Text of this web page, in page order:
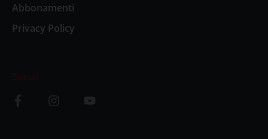
Abbonamenti
Privacy Policy
Social